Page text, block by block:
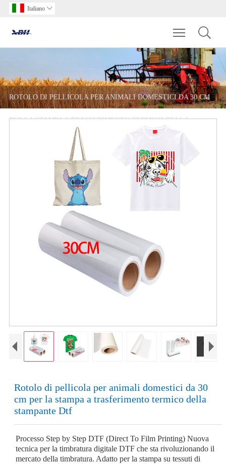
Italiano 
Toggle
ROTOLO DI PELLICOLA PER ANIMALI DOMESTICI DA 30 CM
PER LA STAMPA A TRASFERIMENTO TERMICO DELLA
Rotolo di pellicola per animali domestici da 30
cm per la stampa a trasferimento termico della
stampante Dtf
Processo Step by Step DTF (Direct To Film Printing) Nuova
tecnica per la timbratura digitale DTF che sta rivoluzionando il
mercato della timbratura. Adatto per la stampa su tessuti di